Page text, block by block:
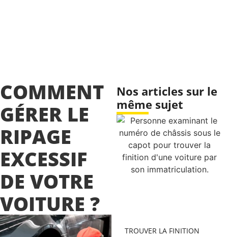
COMMENT
GÉRER LE
RIPAGE
EXCESSIF
DE VOTRE
VOITURE ?
Nos articles sur le
même sujet
TROUVER LA FINITION